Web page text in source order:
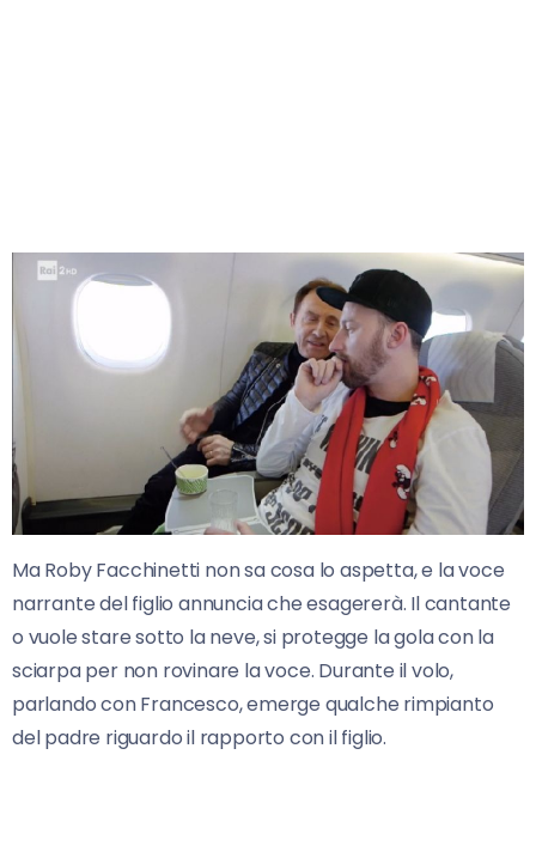
Ma Roby Facchinetti non sa cosa lo aspetta, e la voce
narrante del figlio annuncia che esagererà. Il cantante
o vuole stare sotto la neve, si protegge la gola con la
sciarpa per non rovinare la voce. Durante il volo,
parlando con Francesco, emerge qualche rimpianto
del padre riguardo il rapporto con il figlio.